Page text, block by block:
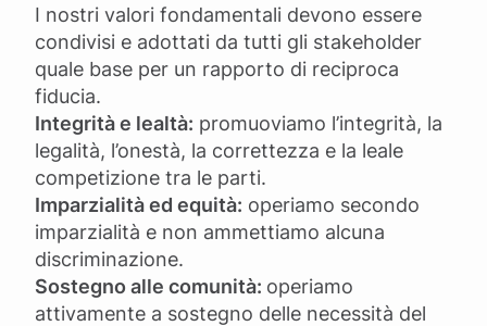
I nostri valori fondamentali devono essere
condivisi e adottati da tutti gli stakeholder
quale base per un rapporto di reciproca
fiducia.
Integrità e lealtà: promuoviamo l’integrità, la
legalità, l’onestà, la correttezza e la leale
competizione tra le parti.
Imparzialità ed equità: operiamo secondo
imparzialità e non ammettiamo alcuna
discriminazione.
Sostegno alle comunità: operiamo
attivamente a sostegno delle necessità del